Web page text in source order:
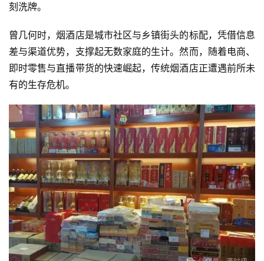
刻洗牌。
曾几何时，烟酒店是城市社区与乡镇街头的标配，凭借信息
差与渠道优势，支撑起无数家庭的生计。然而，随着电商、
即时零售与直播带货的快速崛起，传统烟酒店正遭遇前所未
有的生存危机。